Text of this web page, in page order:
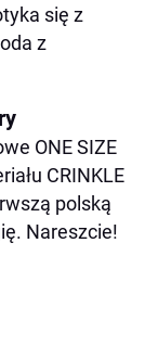
się z
z
ONE SIZE
CRINKLE
polską
Nareszcie!